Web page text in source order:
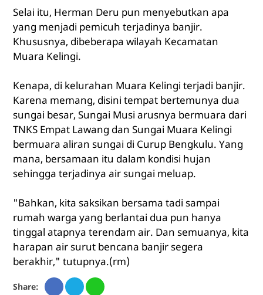
Selai itu, Herman Deru pun menyebutkan apa
yang menjadi pemicuh terjadinya banjir.
Khususnya, dibeberapa wilayah Kecamatan
Muara Kelingi.
Kenapa, di kelurahan Muara Kelingi terjadi banjir.
Karena memang, disini tempat bertemunya dua
sungai besar, Sungai Musi arusnya bermuara dari
TNKS Empat Lawang dan Sungai Muara Kelingi
bermuara aliran sungai di Curup Bengkulu. Yang
mana, bersamaan itu dalam kondisi hujan
sehingga terjadinya air sungai meluap.
"Bahkan, kita saksikan bersama tadi sampai
rumah warga yang berlantai dua pun hanya
tinggal atapnya terendam air. Dan semuanya, kita
harapan air surut bencana banjir segera
berakhir," tutupnya.(rm)
Share: